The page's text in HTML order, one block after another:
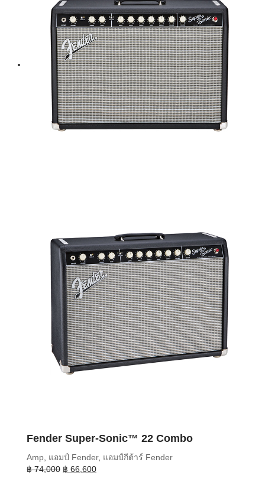
Fender Super-Sonic™ 22 Combo
Amp แอมป์ Fender, แอมป์กีต้าร์ Fender
฿74,000 Original
฿ 66,600Current